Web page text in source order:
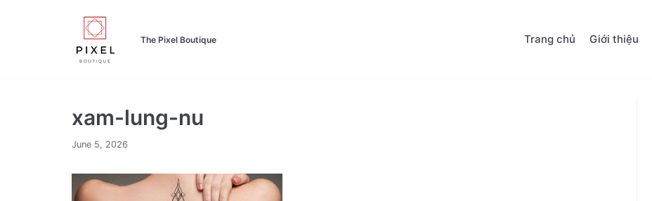
The Pixel Boutique Trang chủ Giới thiệu
xam-lung-nu
June 5, 2026